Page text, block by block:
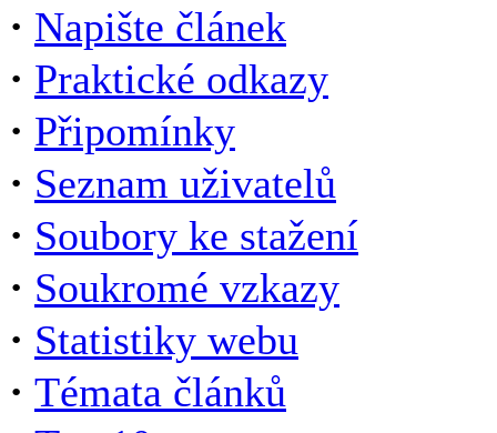
· Napište článek
· Praktické odkazy
· Připomínky
· Seznam uživatelů
· Soubory ke stažení
· Soukromé vzkazy
· Statistiky webu
· Témata článků